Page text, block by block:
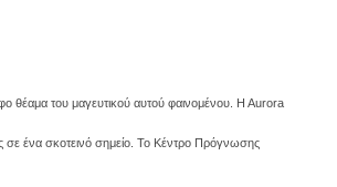
θέαμα του μαγευτικού αυτού φαινομένου. H Aurora
σε ένα σκοτεινό σημείο. Το Κέντρο Πρόγνωσης